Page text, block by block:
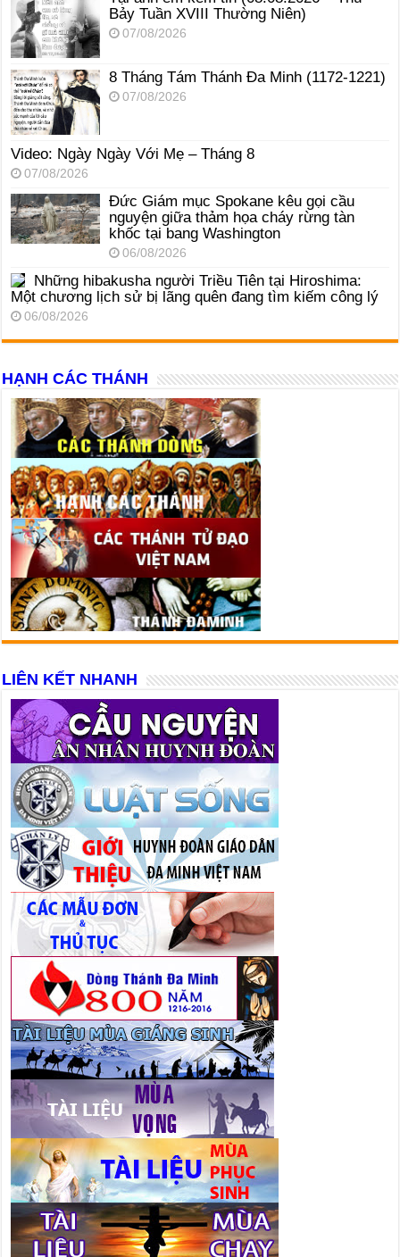
Bảy Tuần XVIII Thường Niên)
07/08/2026
8 Tháng Tám Thánh Ða Minh (1172-1221)
07/08/2026
Video: Ngày Ngày Với Mẹ – Tháng 8
07/08/2026
Đức Giám mục Spokane kêu gọi cầu
nguyện giữa thảm họa cháy rừng tàn
khốc tại bang Washington
06/08/2026
Những hibakusha người Triều Tiên tại Hiroshima:
Một chương lịch sử bị lãng quên đang tìm kiếm công lý
06/08/2026
HẠNH CÁC THÁNH
LIÊN KẾT NHANH